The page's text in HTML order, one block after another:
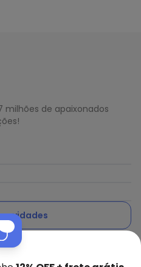
de apaixonados
com a nossa
similares para melhorar sua
navegando, entendemos